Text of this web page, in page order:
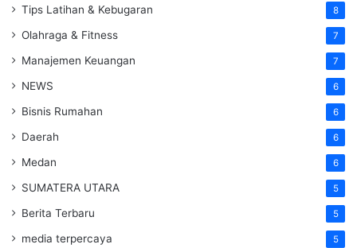
Tips Latihan & Kebugaran 8
Olahraga & Fitness 7
Manajemen Keuangan 7
NEWS 6
Bisnis Rumahan 6
Daerah 6
Medan 6
SUMATERA UTARA 5
Berita Terbaru 5
media terpercaya 5